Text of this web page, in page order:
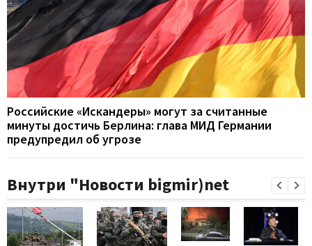
Российские «Искандеры» могут за считанные
минуты достичь Берлина: глава МИД Германии
предупредил об угрозе
Внутри "Новости bigmir)net